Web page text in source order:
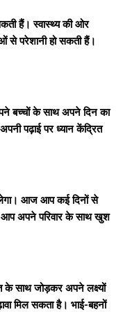
हैं। स्वास्थ्य की ओर
से परेशानी हो सकती हैं।
बच्चों के साथ अपने दिन का
पढ़ाई पर ध्यान केंद्रित
आज आप कई दिनों से
अपने परिवार के साथ खुश
साथ जोड़कर अपने लक्ष्यों
मिल सकता है। भाई-बहनों